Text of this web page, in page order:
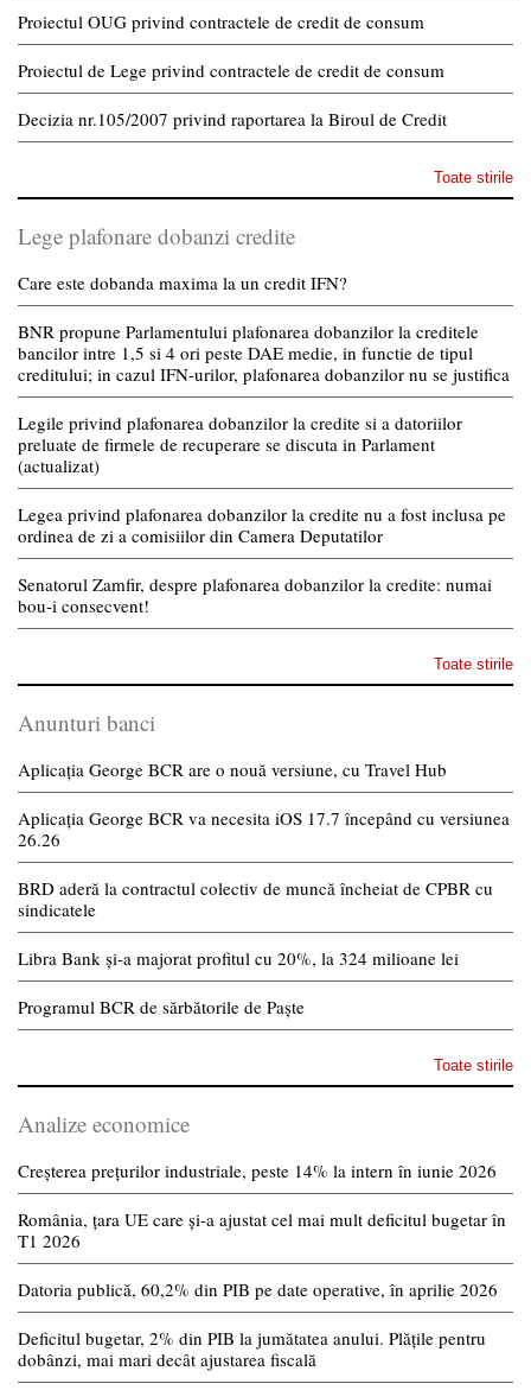
Proiectul OUG privind contractele de credit de consum
Proiectul de Lege privind contractele de credit de consum
Decizia nr.105/2007 privind raportarea la Biroul de Credit
Toate stirile
Lege plafonare dobanzi credite
Care este dobanda maxima la un credit IFN?
BNR propune Parlamentului plafonarea dobanzilor la creditele
bancilor intre 1,5 si 4 ori peste DAE medie, in functie de tipul
creditului; in cazul IFN-urilor, plafonarea dobanzilor nu se justifica
Legile privind plafonarea dobanzilor la credite si a datoriilor
preluate de firmele de recuperare se discuta in Parlament
(actualizat)
Legea privind plafonarea dobanzilor la credite nu a fost inclusa pe
ordinea de zi a comisiilor din Camera Deputatilor
Senatorul Zamfir, despre plafonarea dobanzilor la credite: numai
bou-i consecvent!
Toate stirile
Anunturi banci
Aplicația George BCR are o nouă versiune, cu Travel Hub
Aplicația George BCR va necesita iOS 17.7 începând cu versiunea
26.26
BRD aderă la contractul colectiv de muncă încheiat de CPBR cu
sindicatele
Libra Bank și-a majorat profitul cu 20%, la 324 milioane lei
Programul BCR de sărbătorile de Paște
Toate stirile
Analize economice
Creșterea prețurilor industriale, peste 14% la intern în iunie 2026
România, țara UE care și-a ajustat cel mai mult deficitul bugetar în
T1 2026
Datoria publică, 60,2% din PIB pe date operative, în aprilie 2026
Deficitul bugetar, 2% din PIB la jumătatea anului. Plățile pentru
dobânzi, mai mari decât ajustarea fiscală